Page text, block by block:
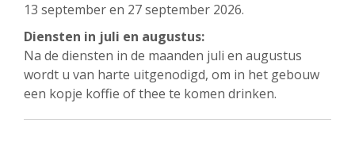
13 september en 27 september 2026.
Diensten in juli en augustus:
Na de diensten in de maanden juli en augustus
wordt u van harte uitgenodigd, om in het gebouw
een kopje koffie of thee te komen drinken.